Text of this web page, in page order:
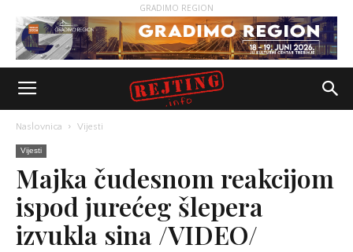
GRADIMO REGION
Naslovnica Vijesti
Vijesti
Majka čudesnom reakcijom
ispod jurećeg šlepera
izvukla sina /VIDEO/